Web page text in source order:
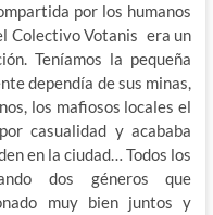
por los humanos
Colectivo Votanis era un
Teníamos la pequeña
dependía de sus minas,
los mafiosos locales el
casualidad y acababa
en la ciudad… Todos los
dos géneros que
muy bien juntos y